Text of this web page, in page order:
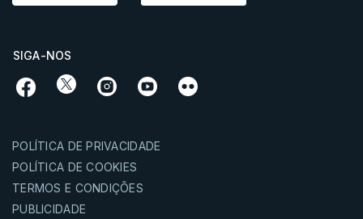
SIGA-NOS
POLÍTICA DE PRIVACIDADE
POLÍTICA DE COOKIES
TERMOS E CONDIÇÕES
PUBLICIDADE